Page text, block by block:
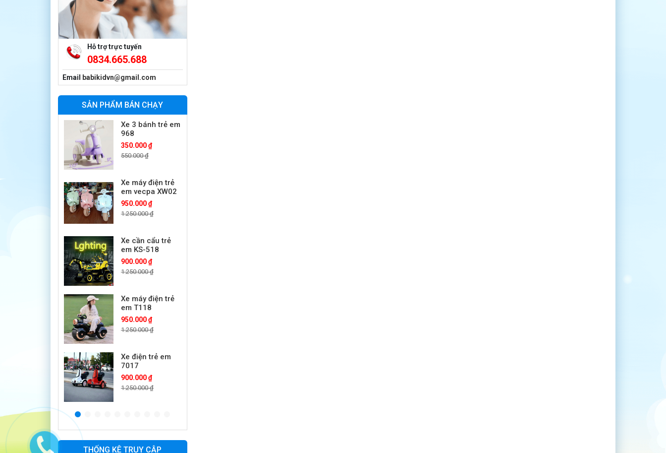
Hỗ trợ trực tuyến
0834.665.688
Email babikidvn@gmail.com
SẢN PHẨM BÁN CHẠY
Xe ô tô điện trẻ
em BPD-702
1.530.000 ₫
1.950.000 ₫
trẻ em FE-188
520.000 ₫
750.000 ₫
Xe 3 bánh trẻ em
968
350.000 ₫
550.000 ₫
Xe máy điện trẻ
em vecpa XW02
950.000 ₫
1.250.000 ₫
Xe cần cẩu trẻ
em KS-518
900.000 ₫
1.250.000 ₫
Xe máy điện trẻ
em T118
950.000 ₫
1.250.000 ₫
Xe điện trẻ em
7017
900.000 ₫
1.250.000 ₫
J2988
2.600.000 ₫
THỐNG KÊ TRUY CẬP